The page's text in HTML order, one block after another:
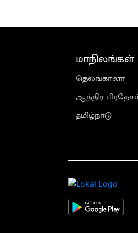
மாநிலங்கள்
தெலங்கானா
ஆந்திர
தமிழ்நாடு